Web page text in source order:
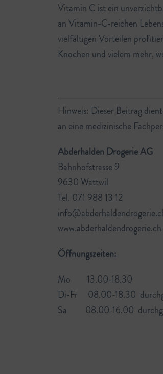
Vitamin C ist ein
an Vitamin-C-reichen
vielfältigen Vorteilen
Knochen und vielem mehr,
Hinweis: Dieser Beitrag
an eine medizinische
Abderhalden Drogerie AG
Bahnhofstrasse 9
9630 Wattwil
Tel. 071 988 13 12
www.abderhaldendrogerie.ch
Öffnungszeiten:
Mo 13.00-18.30
Di-Fr 08.00-18.30
Sa 08.00-16.00